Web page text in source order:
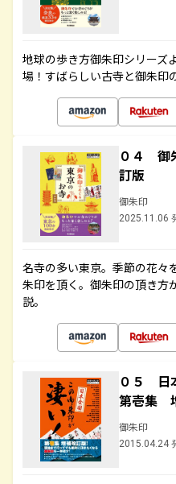
地球の歩き方御朱印シリーズ
場！すばらしい古寺と御朱印
０４ 御
訂版
御朱印
2025.11.06
名寺の多い東京。季節の花々
朱印を頂く。御朱印の頂き方
説。
０５ 日
第壱集
御朱印
2015.04.24